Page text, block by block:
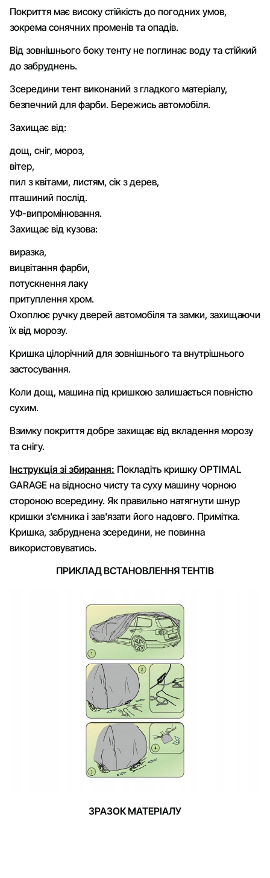
Покриття має високу стійкість до погодних умов,
зокрема сонячних променів та опадів.
Від зовнішнього боку тенту не поглинає воду та стійкий
до забруднень.
Зсередини тент виконаний з гладкого матеріалу,
безпечний для фарби. Бережись автомобіля.
Захищає від:
дощ, сніг, мороз,
вітер,
пил з квітами, листям, сік з дерев,
пташиний послід.
УФ-випромінювання.
Захищає від кузова:
виразка,
вицвітання фарби,
потускнення лаку
притуплення хром.
Охоплює ручку дверей автомобіля та замки, захищаючи
їх від морозу.
Кришка цілорічний для зовнішнього та внутрішнього
застосування.
Коли дощ, машина під кришкою залишається повністю
сухим.
Взимку покриття добре захищає від вкладення морозу
та снігу.
Інструкція зі збирання: Покладіть кришку OPTIMAL
GARAGE на відносно чисту та суху машину чорною
стороною всередину. Як правильно натягнути шнур
кришки з'ємника і зав'язати його надовго. Примітка.
Кришка, забруднена зсередини, не повинна
використовуватись.
ПРИКЛАД ВСТАНОВЛЕННЯ ТЕНТІВ
ЗРАЗОК МАТЕРІАЛУ